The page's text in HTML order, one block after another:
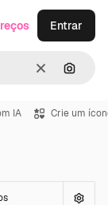
Limpar
Entrar
IA Crie um